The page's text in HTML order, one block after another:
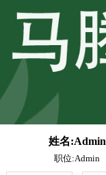
姓名:Admin
职位:Admin